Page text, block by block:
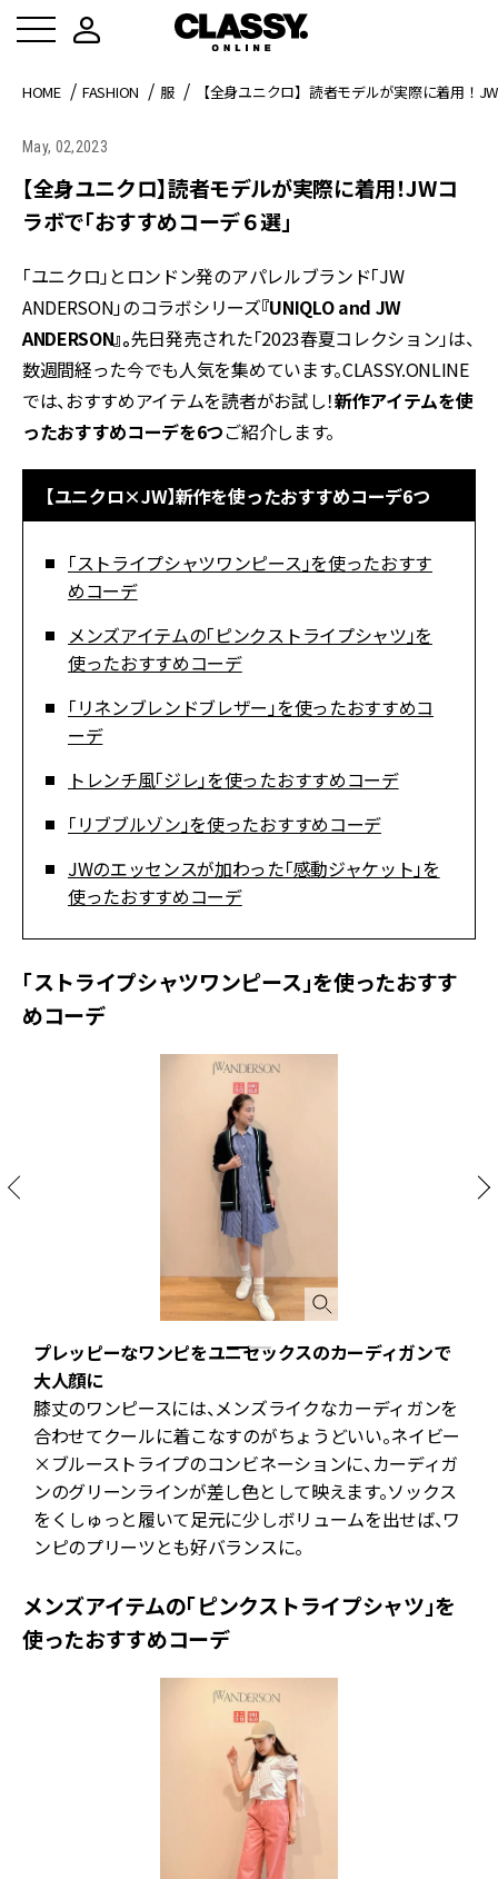
HOME FASHION 服 【全身ユニクロ】読者モデルが実際に着用！
May, 02,2023
【全身ユニクロ】読者モデルが実際に着用！JWコ
ラボで「おすすめコーデ６選」
「ユニクロ」とロンドン発のアパレルブランド「JW
ANDERSON」のコラボシリーズ『UNIQLO and JW
ANDERSON』。先日発売された「2023春夏コレクション」は、
数週間経った今でも人気を集めています。CLASSY.ONLINE
では、おすすめアイテムを読者がお試し！新作アイテムを使
ったおすすめコーデを6つご紹介します。
【ユニクロ×JW】新作を使ったおすすめコーデ6つ
「ストライプシャツワンピース」を使ったおすす
めコーデ
メンズアイテムの「ピンクストライプシャツ」を
使ったおすすめコーデ
「リネンブレンドブレザー」を使ったおすすめコ
ーデ
トレンチ風「ジレ」を使ったおすすめコーデ
「リブブルゾン」を使ったおすすめコーデ
JWのエッセンスが加わった「感動ジャケット」を
使ったおすすめコーデ
「ストライプシャツワンピース」を使ったおすす
めコーデ
プレッピーなワンピをユニセックスのカーディガンで
大人顔に
膝丈のワンピースには、メンズライクなカーディガンを
合わせてクールに着こなすのがちょうどいい。ネイビー
×ブルーストライプのコンビネーションに、カーディガ
ンのグリーンラインが差し色として映えます。ソックス
をくしゅっと履いて足元に少しボリュームを出せば、ワ
ンピのプリーツとも好バランスに。
メンズアイテムの「ピンクストライプシャツ」を
使ったおすすめコーデ